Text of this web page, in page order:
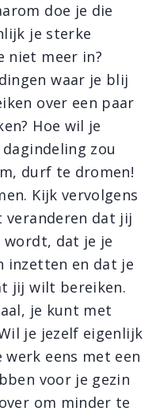
doe je die
je sterke
niet meer in?
waar je blij
over een paar
Hoe wil je
zou
durf te dromen!
Kijk vervolgens
veranderen dat jij
wordt, dat je je
inzetten en dat je
jij wilt bereiken.
je kunt met
je jezelf eigenlijk
werk eens met een
voor je gezin
om minder te